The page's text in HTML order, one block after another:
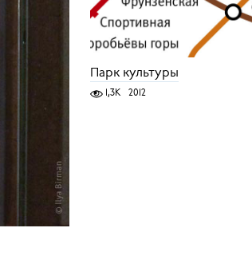
Парк культуры
1,3K 2012